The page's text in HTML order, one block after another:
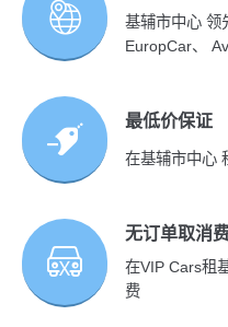
基辅市中心
EuropCar、
最低价保证
在基辅市中心
无订单取消
在VIP Cars租
费